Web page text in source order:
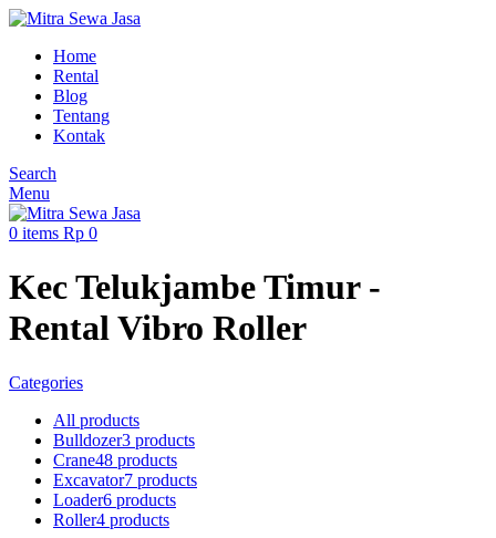
Home
Rental
Blog
Tentang
Kontak
Search
Menu
0 items Rp 0
Kec Telukjambe Timur -
Rental Vibro Roller
Categories
All products
Bulldozer3 products
Crane48 products
Excavator7 products
Loader6 products
Roller4 products